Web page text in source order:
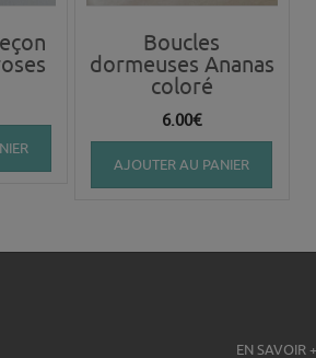
Boucles
dormeuses Ananas
coloré
6.00€
AJOUTER AU PANIER
EN SAVOIR +